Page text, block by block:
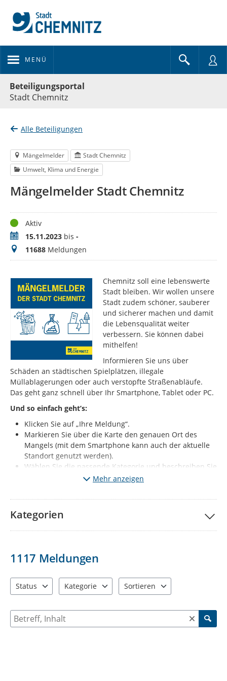
MENÜ
Beteiligungsportal
Stadt Chemnitz
Alle Beteiligungen
Mängelmelder
Stadt Chemnitz
Umwelt, Klima und Energie
Mängelmelder Stadt Chemnitz
StatusAktiv
Zeitraum15.11.2023 bis -
Meldungen
11688 Meldungen
Chemnitz soll eine lebenswerte
Stadt bleiben. Wir wollen unsere
Stadt zudem schöner, sauberer
und sicherer machen und damit
die Lebensqualität weiter
verbessern. Sie können dabei
mithelfen!
Informieren Sie uns über
Schäden an städtischen Spielplätzen, illegale
Müllablagerungen oder auch verstopfte Straßenabläufe.
Das geht ganz schnell über Ihr Smartphone, Tablet oder PC.
Und so einfach geht’s:
Klicken Sie auf „Ihre Meldung“.
Markieren Sie über die Karte den genauen Ort des
Mangels (mit dem Smartphone kann auch der aktuelle
Standort genutzt werden).
Wählen Sie die passende Kategorie und beschreiben Sie
kurz den Mangel. Fügen Sie wenn möglich ein Foto vom
Klicken Sie auf „Meldung absenden“.Ihre Meldung wird
nach redaktioneller Prüfung sichtbar (diese erfolgt 1x
täglich, Mo-Fr, außer Feiertage).
Gleichzeitig wird der
jeweils zuständige Fachbereich automatisch informiert.
Melden Sie bitte nur solche Mängel, die den
anderes Problem entdeckt? Dann informieren Sie uns
bitte über die Behördenrufnummer 115 oder per Mail
Falls Sie Ihrer Meldung Fotos anfügen, werden diese zu
ihrer Meldung öffentlich sichtbar: Diese dürfen
Mehr anzeigen
Kategorien
1117 Meldungen
Status
Kategorie
Sortieren
Suche nach Meldungen und Kommentaren